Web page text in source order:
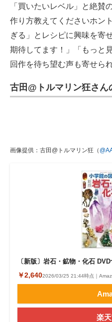
「買いたいレベル」と絶賛
作り方教えてくださいホン
ぎる」とレシピに興味を寄
期待してます！」「もっと
回作を待ち望む声も寄せら
古田@トルマリン狂さん
画像提供：古田@トルマリン狂（
〔新版〕岩石・鉱物・化石
￥2,6402026/03/25 21:44時点｜
楽